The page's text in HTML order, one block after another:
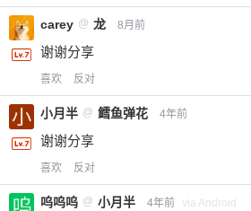
carey @ 龙 8月前
谢谢分享
喜欢 反对
小月半 @ 鳕鱼弹花 4年前
谢谢分享
喜欢 反对
呜呜呜 @ 小月半 4年前 via Android